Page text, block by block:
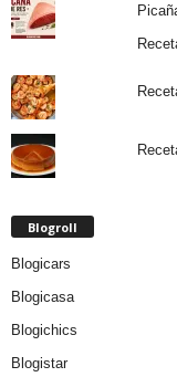
Blogroll
Blogicars
Blogicasa
Blogichics
Blogistar